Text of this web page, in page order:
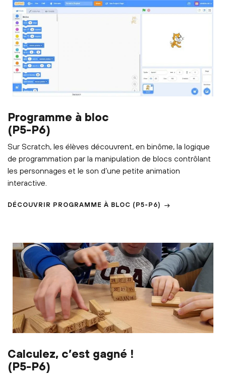
Programme à bloc
(P5-P6)
Sur Scratch, les élèves découvrent, en binôme, la logique
de programmation par la manipulation de blocs contrôlant
les personnages et le son d’une petite animation
interactive.
DÉCOUVRIR PROGRAMME À BLOC (P5-P6)
Calculez, c’est gagné !
(P5-P6)